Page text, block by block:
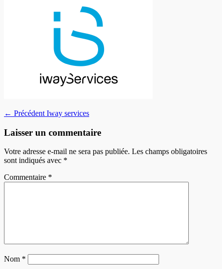
Navigation
de
← Précédent Article
Iway services
Laisser un commentaire
Votre adresse e-mail ne sera pas publiée. Les champs obligatoires
sont indiqués avec *
Commentaire *
Nom *